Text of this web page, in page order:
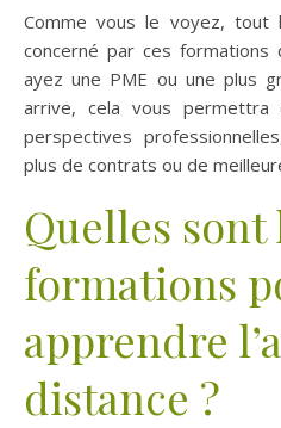
Comme vous le voyez,
concerné par ces formations
ayez une PME ou une plus
arrive, cela vous permettra
perspectives
plus de contrats ou de
Quelles sont
formations
apprendre
distance ?